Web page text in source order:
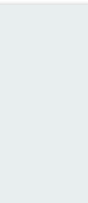
по 2005 годы.
– 41-46 м2).
и ширина)